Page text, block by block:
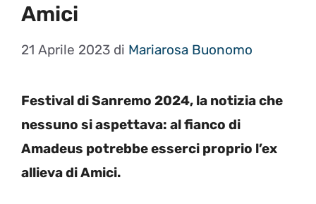
Amici
21 Aprile 2023 di Mariarosa Buonomo
Festival di Sanremo 2024, la notizia che
nessuno si aspettava: al fianco di
Amadeus potrebbe esserci proprio l’ex
allieva di Amici.